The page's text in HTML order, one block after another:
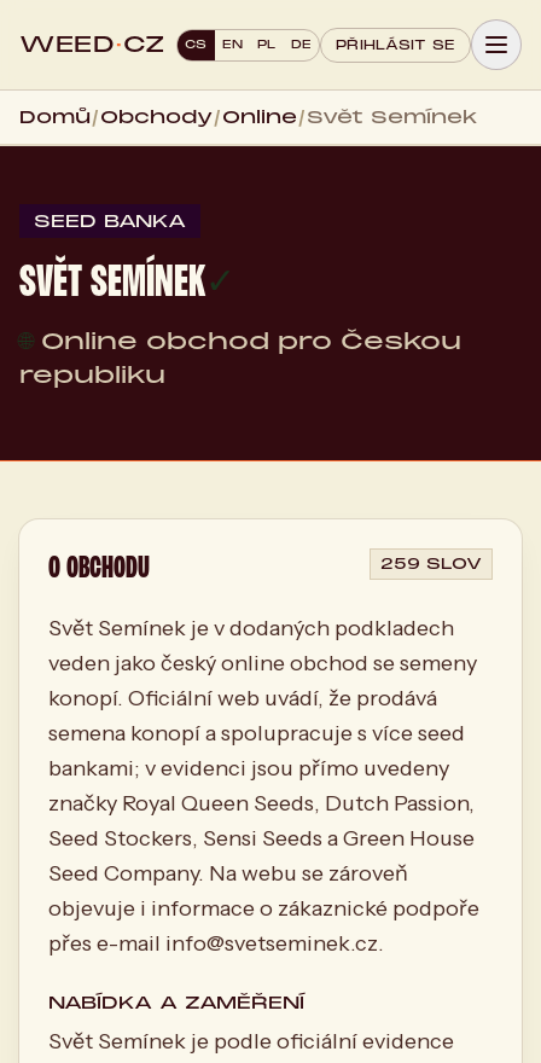
WEED·CZ CS EN PL DE PŘIHLÁSIT SE
Domů/Obchody/Online/Svět Semínek
SEED BANKA
SVĚT SEMÍNEK✓
🌐Online obchod pro Českou
republiku
O OBCHODU 259 SLOV
Svět Semínek je v dodaných podkladech
veden jako český online obchod se semeny
konopí. Oficiální web uvádí, že prodává
semena konopí a spolupracuje s více seed
bankami; v evidenci jsou přímo uvedeny
značky Royal Queen Seeds, Dutch Passion,
Seed Stockers, Sensi Seeds a Green House
Seed Company. Na webu se zároveň
objevuje i informace o zákaznické podpoře
přes e-mail info@svetseminek.cz.
NABÍDKA A ZAMĚŘENÍ
Svět Semínek je podle oficiální evidence